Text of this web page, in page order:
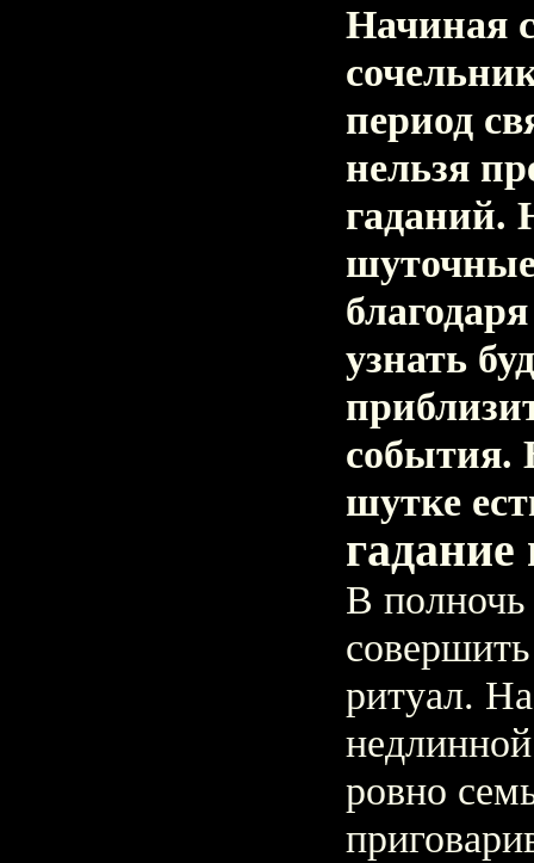
Начиная
период
нельзя
гаданий.
узнать
события.
шутке
гадание
В
ритуал.
ровно